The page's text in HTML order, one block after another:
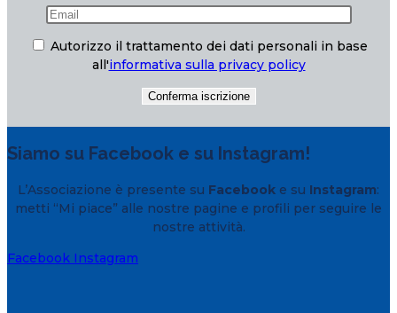
Autorizzo il trattamento dei dati personali in base
all'informativa sulla privacy policy
Siamo su Facebook e su Instagram!
L’Associazione è presente su Facebook e su Instagram:
metti “Mi piace” alle nostre pagine e profili per seguire le
nostre attività.
Facebook Instagram